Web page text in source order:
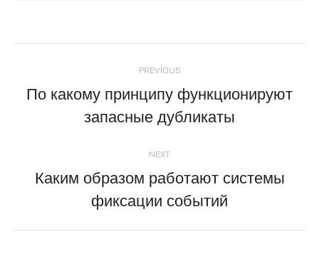
navigation
PREVIOUS
Previous
post:
По какому принципу функционируют
запасные дубликаты
NEXT
post:
Каким образом работают системы
фиксации событий